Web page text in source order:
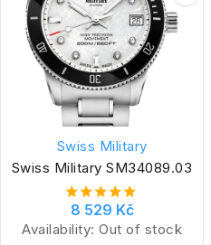
Swiss Military
Swiss Military SM34089.03
8 529 Kč
Availability: Out of stock